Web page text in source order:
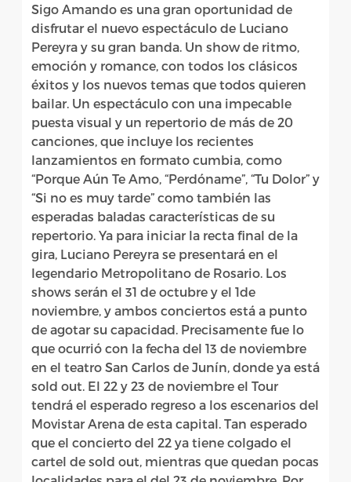
Sigo Amando es una gran oportunidad de
disfrutar el nuevo espectáculo de Luciano
Pereyra y su gran banda. Un show de ritmo,
emoción y romance, con todos los clásicos
éxitos y los nuevos temas que todos quieren
bailar. Un espectáculo con una impecable
puesta visual y un repertorio de más de 20
canciones, que incluye los recientes
lanzamientos en formato cumbia, como
“Porque Aún Te Amo, “Perdóname”, “Tu Dolor” y
“Si no es muy tarde” como también las
esperadas baladas características de su
repertorio. Ya para iniciar la recta final de la
gira, Luciano Pereyra se presentará en el
legendario Metropolitano de Rosario. Los
shows serán el 31 de octubre y el 1de
noviembre, y ambos conciertos está a punto
de agotar su capacidad. Precisamente fue lo
que ocurrió con la fecha del 13 de noviembre
en el teatro San Carlos de Junín, donde ya está
sold out. El 22 y 23 de noviembre el Tour
tendrá el esperado regreso a los escenarios del
Movistar Arena de esta capital. Tan esperado
que el concierto del 22 ya tiene colgado el
cartel de sold out, mientras que quedan pocas